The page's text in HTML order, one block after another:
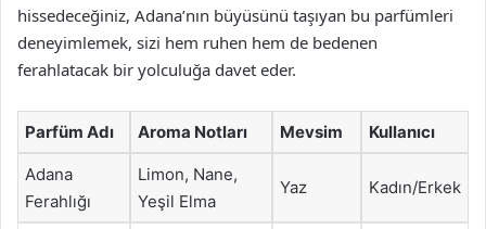
hissedeceğiniz, Adana’nın büyüsünü taşıyan bu parfümleri
deneyimlemek, sizi hem ruhen hem de bedenen
ferahlatacak bir yolculuğa davet eder.
Parfüm Adı Aroma Notları Mevsim Kullanıcı
Adana
Ferahlığı
Limon, Nane,
Yeşil Elma
Yaz Kadın/Erkek